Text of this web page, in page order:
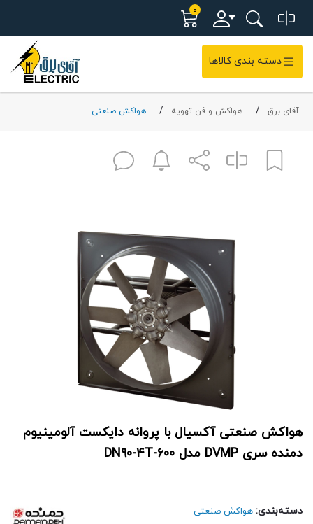
0
دسته بندی کالاها
آقای برق هواکش و فن تهویه هواکش صنعتی
هواکش صنعتی آکسیال با پروانه دایکست آلومینیوم
دمنده سری DVMP مدل DN90-4T-600
دسته‌بندی: هواکش صنعتی